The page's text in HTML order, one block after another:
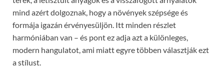
mind azért dolgoznak, hogy a növények szépsége és
formája igazán érvényesüljön. Itt minden részlet
harmóniában van – és pont ez adja azt a különleges,
modern hangulatot, ami miatt egyre többen választják ezt
a stílust.